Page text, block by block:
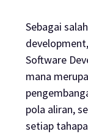
Sebagai
development
Software
mana
pola aliran,
setiap